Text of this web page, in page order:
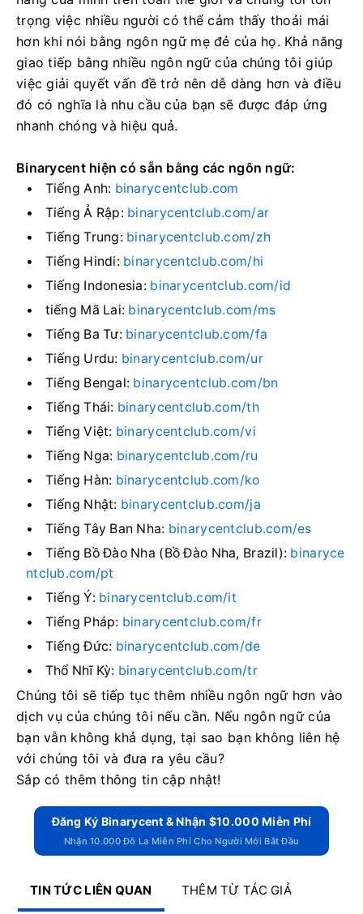
trọng việc nhiều người có thể cảm thấy thoải mái
hơn khi nói bằng ngôn ngữ mẹ đẻ của họ. Khả năng
giao tiếp bằng nhiều ngôn ngữ của chúng tôi giúp
việc giải quyết vấn đề trở nên dễ dàng hơn và điều
đó có nghĩa là nhu cầu của bạn sẽ được đáp ứng
nhanh chóng và hiệu quả.
Binarycent hiện có sẵn bằng các ngôn ngữ:
Tiếng Anh: binarycentclub.com
Tiếng Ả Rập: binarycentclub.com/ar
Tiếng Trung: binarycentclub.com/zh
Tiếng Hindi: binarycentclub.com/hi
Tiếng Indonesia: binarycentclub.com/id
tiếng Mã Lai: binarycentclub.com/ms
Tiếng Ba Tư: binarycentclub.com/fa
Tiếng Urdu: binarycentclub.com/ur
Tiếng Bengal: binarycentclub.com/bn
Tiếng Thái: binarycentclub.com/th
Tiếng Việt: binarycentclub.com/vi
Tiếng Nga: binarycentclub.com/ru
Tiếng Hàn: binarycentclub.com/ko
Tiếng Nhật: binarycentclub.com/ja
Tiếng Tây Ban Nha: binarycentclub.com/es
Tiếng Bồ Đào Nha (Bồ Đào Nha, Brazil): binaryce
ntclub.com/pt
Tiếng Ý: binarycentclub.com/it
Tiếng Pháp: binarycentclub.com/fr
Tiếng Đức: binarycentclub.com/de
Thổ Nhĩ Kỳ: binarycentclub.com/tr
Chúng tôi sẽ tiếp tục thêm nhiều ngôn ngữ hơn vào
dịch vụ của chúng tôi nếu cần. Nếu ngôn ngữ của
bạn vẫn không khả dụng, tại sao bạn không liên hệ
với chúng tôi và đưa ra yêu cầu?
Sắp có thêm thông tin cập nhật!
Đăng Ký Binarycent & Nhận $10.000 Miễn Phí
Nhận 10.000 Đô La Miễn Phí Cho Người Mới Bắt Đầu
TIN TỨC LIÊN QUAN THÊM TỪ TÁC GIẢ